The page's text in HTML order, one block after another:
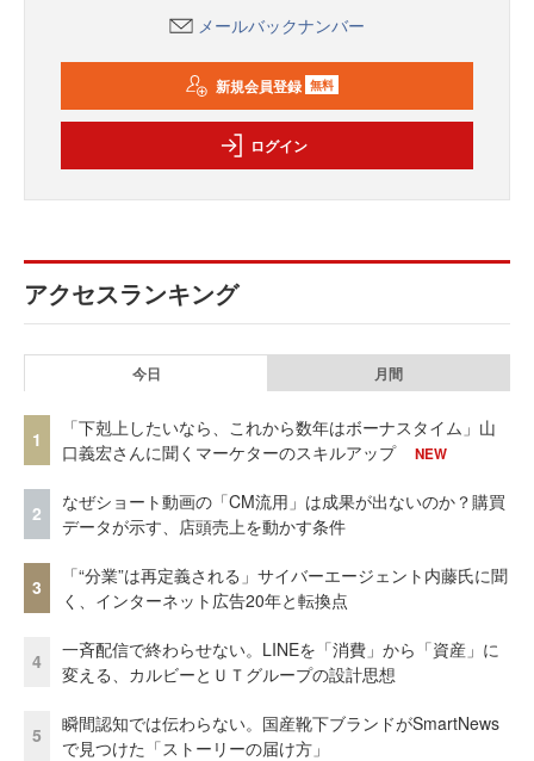
メールバックナンバー
新規会員登録 無料
ログイン
アクセスランキング
今日 月間
1
「下剋上したいなら、これから数年はボーナスタイム」山
口義宏さんに聞くマーケターのスキルアップ
NEW
2
なぜショート動画の「CM流用」は成果が出ないのか？購買
データが示す、店頭売上を動かす条件
3
「“分業”は再定義される」サイバーエージェント内藤氏に聞
く、インターネット広告20年と転換点
4
一斉配信で終わらせない。LINEを「消費」から「資産」に
変える、カルビーとＵＴグループの設計思想
5
瞬間認知では伝わらない。国産靴下ブランドがSmartNews
で見つけた「ストーリーの届け方」